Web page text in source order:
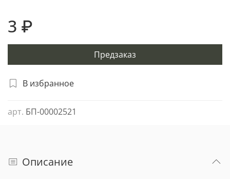
В избранное
арт. БП-00002521
3 ₽
Предзаказ
Описание